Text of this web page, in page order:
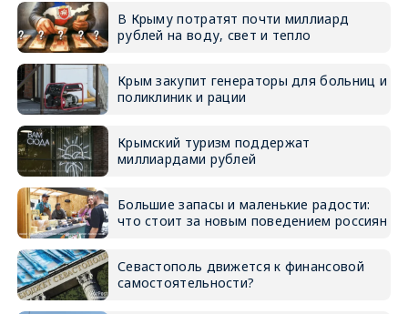
В Крыму потратят почти миллиард
рублей на воду, свет и тепло
Крым закупит генераторы для больниц и
поликлиник и рации
Крымский туризм поддержат
миллиардами рублей
Большие запасы и маленькие радости:
что стоит за новым поведением россиян
Севастополь движется к финансовой
самостоятельности?